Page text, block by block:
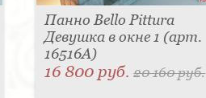
Панно Bello Pittura
Девушка в окне 1 (арт.
16516A)
16 800 руб.20 160 руб.